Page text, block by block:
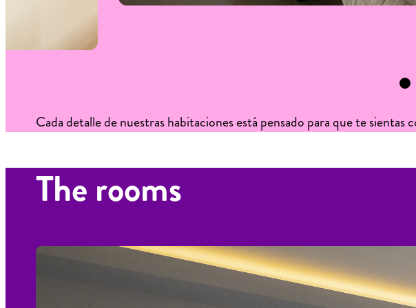
Cada detalle de nuestras habitaciones está pensado para que te sientas
The rooms